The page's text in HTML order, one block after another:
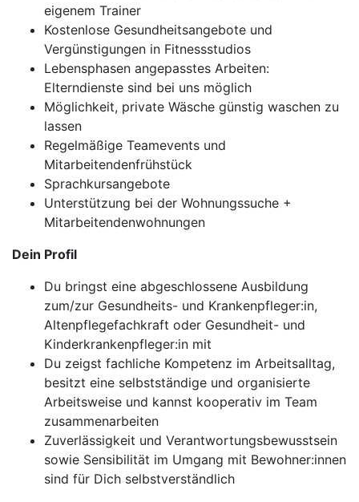
eigenem Trainer
Kostenlose Gesundheitsangebote und
Vergünstigungen in Fitnessstudios
Lebensphasen angepasstes Arbeiten:
Elterndienste sind bei uns möglich
Möglichkeit, private Wäsche günstig waschen zu
lassen
Regelmäßige Teamevents und
Mitarbeitendenfrühstück
Sprachkursangebote
Unterstützung bei der Wohnungssuche +
Mitarbeitendenwohnungen
Dein Profil
Du bringst eine abgeschlossene Ausbildung
zum/zur Gesundheits- und Krankenpfleger:in,
Altenpflegefachkraft oder Gesundheit- und
Kinderkrankenpfleger:in mit
Du zeigst fachliche Kompetenz im Arbeitsalltag,
besitzt eine selbstständige und organisierte
Arbeitsweise und kannst kooperativ im Team
zusammenarbeiten
Zuverlässigkeit und Verantwortungsbewusstsein
sowie Sensibilität im Umgang mit Bewohner:innen
sind für Dich selbstverständlich